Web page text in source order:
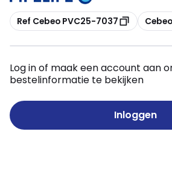
Kopiëren
Ref Cebeo PVC25-7037 Kopiëren
Log in of maak een account aan
bestelinformatie te bekijken
Inloggen